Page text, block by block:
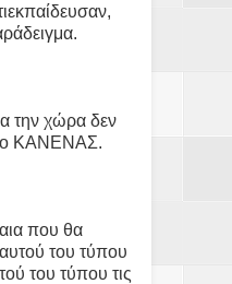
την χώρα δεν
το ΚΑΝΕΝΑΣ.
που θα
του τύπου
του τύπου τις